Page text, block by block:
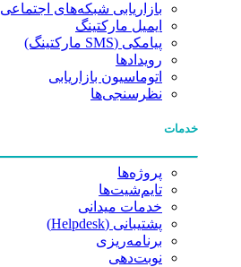
بازاریابی شبکه‌های اجتماعی
ایمیل مارکتینگ
پیامکی (SMS مارکتینگ)
رویدادها
اتوماسیون بازاریابی
نظرسنجی‌ها
خدمات
پروژه‌ها
تایم‌شیت‌ها
خدمات میدانی
پشتیبانی (Helpdesk)
برنامه‌ریزی
نوبت‌دهی